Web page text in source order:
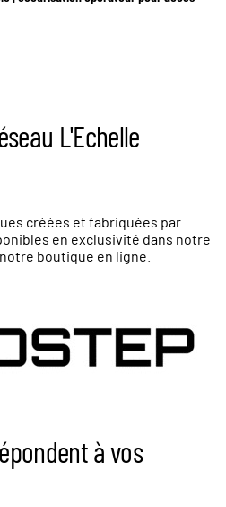
renouvelablesL'Echelle
créées et fabriquées par
en exclusivité dans notre
boutique en ligne.
à vos